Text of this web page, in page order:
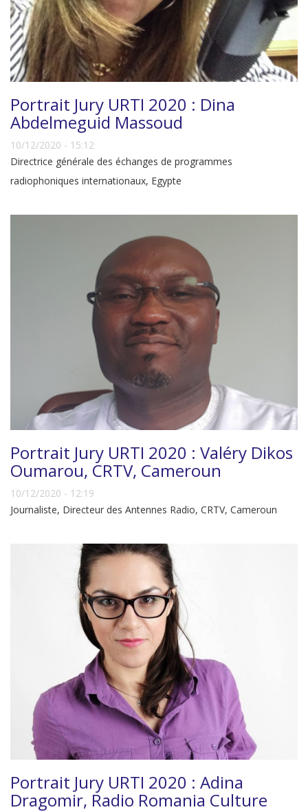
Portrait Jury URTI 2020 : Dina
Abdelmeguid Massoud
10/12/2020 - 15:12
Directrice générale des échanges de programmes
radiophoniques internationaux, Egypte
Portrait Jury URTI 2020 : Valéry Dikos
Oumarou, CRTV, Cameroun
10/12/2020 - 12:19
Journaliste, Directeur des Antennes Radio, CRTV, Cameroun
Portrait Jury URTI 2020 : Adina
Dragomir, Radio Romania Culture